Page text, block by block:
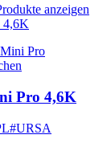
anzeigen
4,6K
Pro 4,6K
#URSA